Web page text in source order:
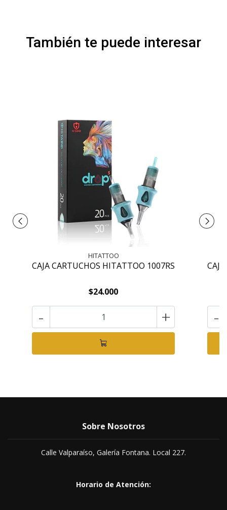
También te puede interesar
HITATTOO
CAJA CARTUCHOS HITATTOO 1007RS
$24.000
- + -
Sobre Nosotros
Calle Valparaíso, Galería Fontana. Local 227.
Horario de Atención: